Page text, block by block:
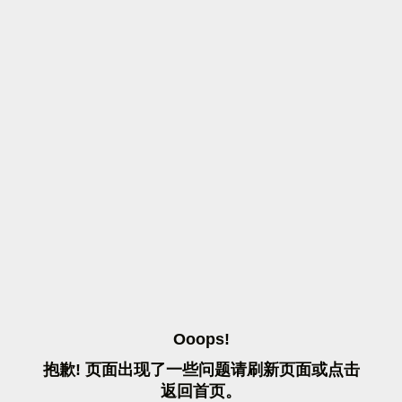
OOOPS!
抱歉! 页面出现了一些问题请刷 新页面或点击
返 回首页。